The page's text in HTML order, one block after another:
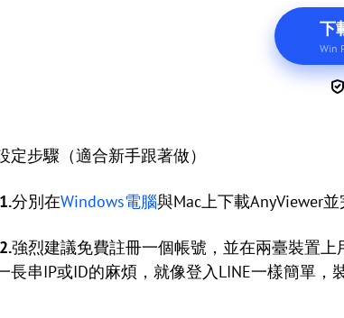
下
Win
定步驟（適合新手跟著做）
分別在Windows電腦與Mac上下載AnyViewer
強烈建議免費註冊一個帳號，並在兩臺裝置
長串IP或ID的麻煩，就像登入LINE一樣簡單，